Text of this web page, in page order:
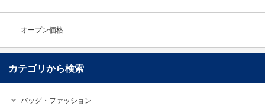
オープン価格
カテゴリから検索
バッグ・ファッション